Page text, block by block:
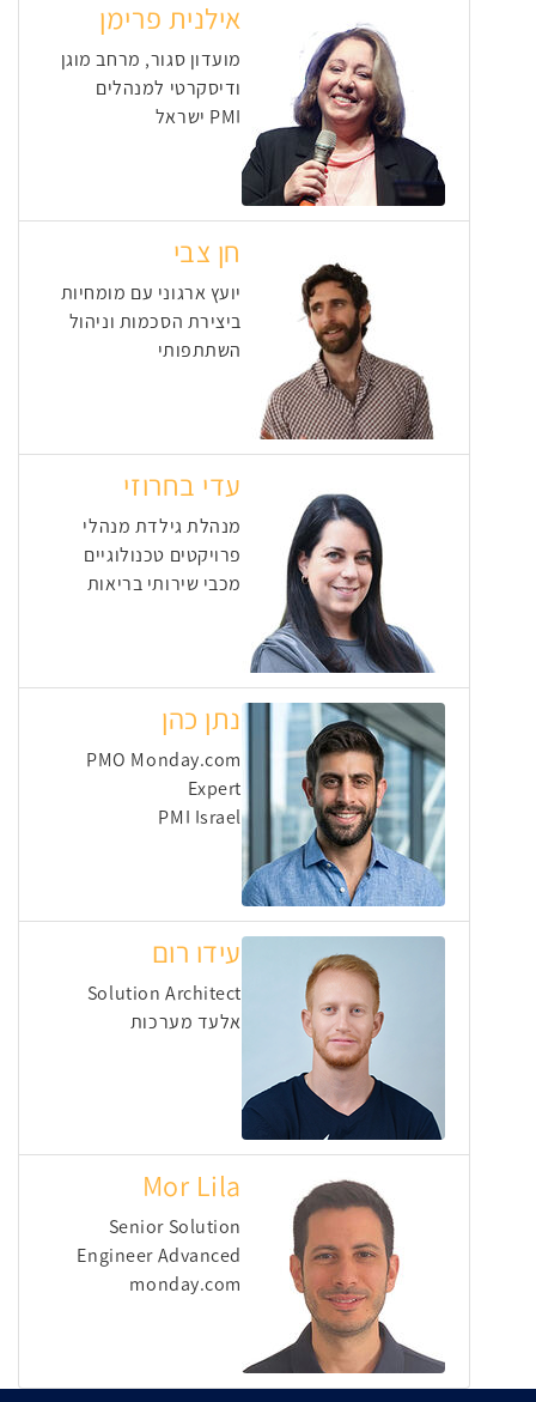
אילנית פרימן
מועדון סגור, מרחב מוגן
ודיסקרטי למנהלים
PMI ישראל
חן צבי
יועץ ארגוני עם מומחיות
ביצירת הסכמות וניהול
השתתפותי
עדי בחרוזי
מנהלת גילדת מנהלי
פרויקטים טכנולוגיים
מכבי שירותי בריאות
נתן כהן
PMO Monday.com
Expert
PMI Israel
עידו רום
Solution Architect
אלעד מערכות
Mor Lila
Senior Solution
Engineer Advanced
monday.com